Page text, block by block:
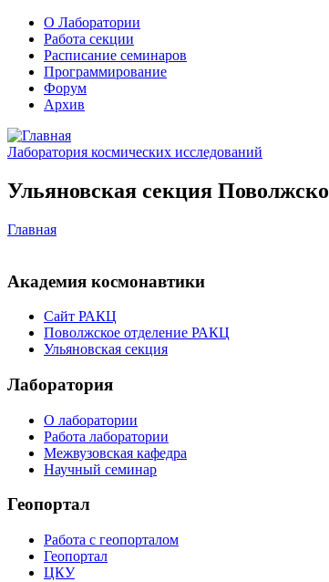
О Лаборатории
Работа секции
Расписание семинаров
Программирование
Форум
Архив
Лаборатория космических исследований
Ульяновская секция
Главная
Академия космонавтики
Сайт РАКЦ
Поволжское отделение РАКЦ
Ульяновская секция
Лаборатория
О лаборатории
Работа лаборатории
Межвузовская кафедра
Научный семинар
Геопортал
Работа с геопорталом
Геопортал
ЦКУ